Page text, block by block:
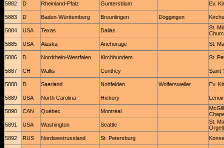
5882 D Rheinland-Pfalz Guntersblum Ev.
5883 D Baden-Württemberg Breunlingen Döggingen Kirche
5884 USA Texas Dallas
St.
5885
USA Alaska Anchorage St.
5886 D Nordrhein-Westfalen Kirchhundem St.
5887 CH Wallis Conthey
5888 D Saarland Nohfelden Wolfersweiler Ev.
5889 USA North Carolina Hickory
5890 CAN Québec Montréal
5891
USA Washington Seattle
St.
Orgel)
5892
RUS Nordwestrussland St. Petersburg